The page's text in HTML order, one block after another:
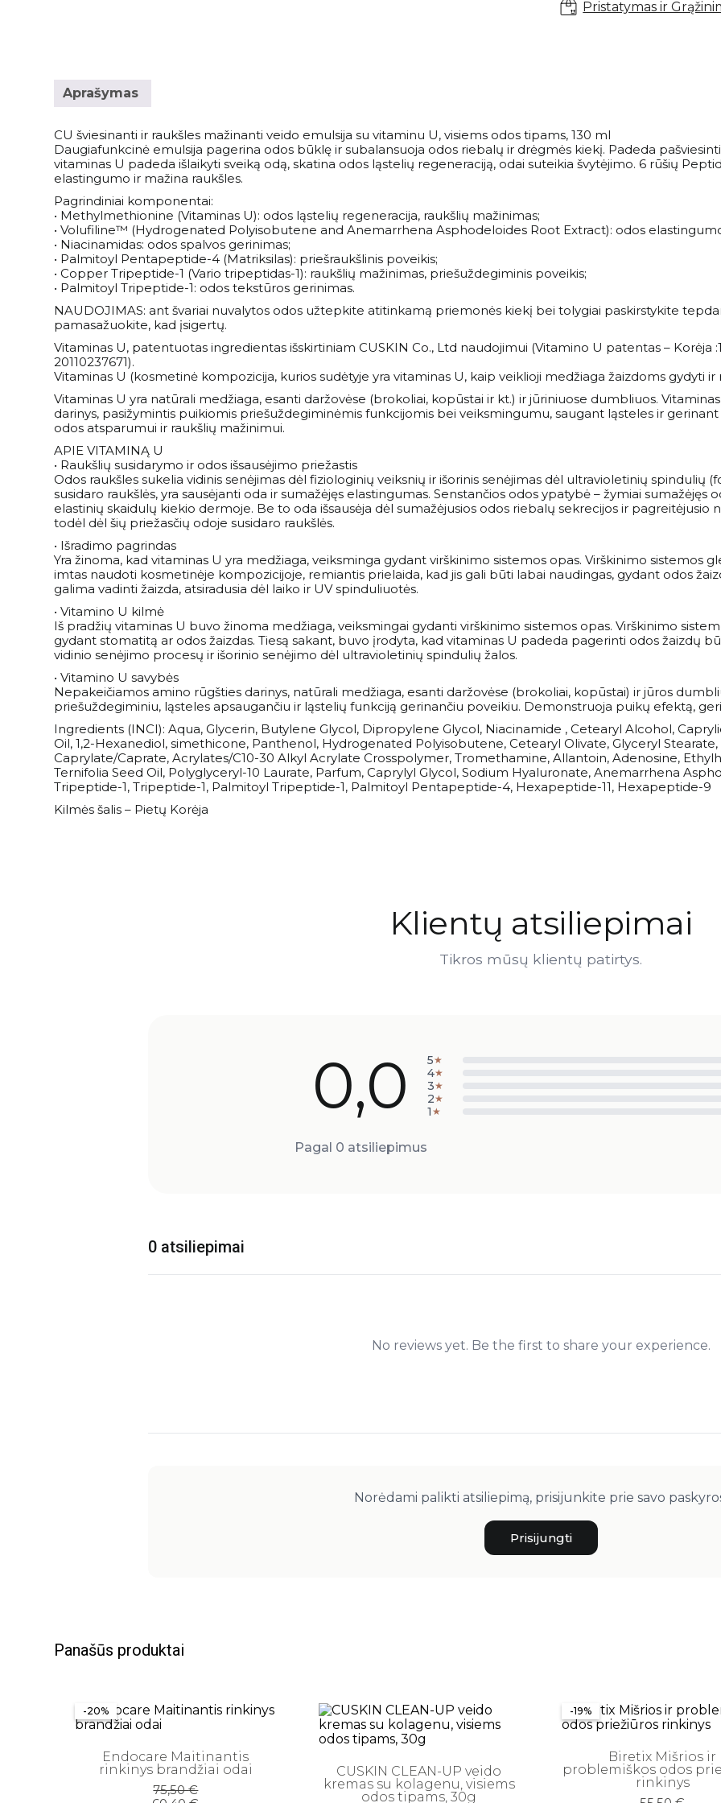
Paakių kaukės
Kaklo kremai
Veido kremai
Lūpų priežiūra
Veido priežiūros aparatai
Apsauga nuo saulės veidui
Savaiminio įdegio priemonės veidui
Natūralūs dezodorantai
Apsauga nuo saulės kūnui
Akių pieštukai
Blakstienoms (tušai, serumai)
Antakių pieštukai
Lūpų pieštukai
Lūpoms (lūpų dažai, blizgiai)
Makiažo šepetėliai
Makiažo rinkiniai
Plaukų kremai
Plaukų serumai ir aliejai
Apsauga nuo karščio
Plaukų šepečiai
Rinkiniai su nuolaida
Sijonai
Šortai
Kojinės
Tamprės
Namams
Kvepalai
Papildai
Pasiūlymai
Prekiniai ženklai
Dovanų kuponai
VISOS PREKĖS
su
vitaminu
Pristatymas ir
Aprašymas
CU šviesinanti ir raukšles mažinanti veido emulsija su vitaminu U, visiems odos tipams, 130 ml
Daugiafunkcinė emulsija pagerina odos būklę ir subalansuoja odos riebalų ir drėgmės kiekį. Padeda
vitaminas U padeda išlaikyti sveiką odą, skatina odos ląstelių regeneraciją, odai suteikia švytėjimo. 6 rūšių
elastingumo ir mažina raukšles.
Pagrindiniai komponentai:
• Methylmethionine (Vitaminas U): odos ląstelių regeneracija, raukšlių mažinimas;
• Volufiline™ (Hydrogenated Polyisobutene and Anemarrhena Asphodeloides Root Extract): odos
• Niacinamidas: odos spalvos gerinimas;
• Palmitoyl Pentapeptide-4 (Matriksilas): priešraukšlinis poveikis;
• Copper Tripeptide-1 (Vario tripeptidas-1): raukšlių mažinimas, priešuždegiminis poveikis;
• Palmitoyl Tripeptide-1: odos tekstūros gerinimas.
NAUDOJIMAS: ant švariai nuvalytos odos užtepkite atitinkamą priemonės kiekį bei tolygiai paskirstykite
pamasažuokite, kad įsigertų.
Vitaminas U, patentuotas ingredientas išskirtiniam CUSKIN Co., Ltd naudojimui (Vitamino U patentas – Korėja
20110237671).
Vitaminas U (kosmetinė kompozicija, kurios sudėtyje yra vitaminas U, kaip veiklioji medžiaga žaizdoms gydyti ir
Vitaminas U yra natūrali medžiaga, esanti daržovėse (brokoliai, kopūstai ir kt.) ir jūriniuose dumbliuos.
darinys, pasižymintis puikiomis priešuždegiminėmis funkcijomis bei veiksmingumu, saugant ląsteles ir
odos atsparumui ir raukšlių mažinimui.
APIE VITAMINĄ U
• Raukšlių susidarymo ir odos išsausėjimo priežastis
Odos raukšles sukelia vidinis senėjimas dėl fiziologinių veiksnių ir išorinis senėjimas dėl ultravioletinių spindulių
susidaro raukšlės, yra sausėjanti oda ir sumažėjęs elastingumas. Senstančios odos ypatybė – žymiai
elastinių skaidulų kiekio dermoje. Be to oda išsausėja dėl sumažėjusios odos riebalų sekrecijos ir
todėl dėl šių priežasčių odoje susidaro raukšlės.
• Išradimo pagrindas
Yra žinoma, kad vitaminas U yra medžiaga, veiksminga gydant virškinimo sistemos opas. Virškinimo sistemos
imtas naudoti kosmetinėje kompozicijoje, remiantis prielaida, kad jis gali būti labai naudingas, gydant odos
galima vadinti žaizda, atsiradusia dėl laiko ir UV spinduliuotės.
• Vitamino U kilmė
Iš pradžių vitaminas U buvo žinoma medžiaga, veiksmingai gydanti virškinimo sistemos opas. Virškinimo
gydant stomatitą ar odos žaizdas. Tiesą sakant, buvo įrodyta, kad vitaminas U padeda pagerinti odos žaizdų
vidinio senėjimo procesų ir išorinio senėjimo dėl ultravioletinių spindulių žalos.
• Vitamino U savybės
Nepakeičiamos amino rūgšties darinys, natūrali medžiaga, esanti daržovėse (brokoliai, kopūstai) ir jūros
priešuždegiminiu, ląsteles apsaugančiu ir ląstelių funkciją gerinančiu poveikiu. Demonstruoja puikų efektą,
Ingredients (INCI): Aqua, Glycerin, Butylene Glycol, Dipropylene Glycol, Niacinamide , Cetearyl Alcohol,
Oil, 1,2-Hexanediol, simethicone, Panthenol, Hydrogenated Polyisobutene, Cetearyl Olivate, Glyceryl
Caprylate/Caprate, Acrylates/C10-30 Alkyl Acrylate Crosspolymer, Tromethamine, Allantoin, Adenosine,
Ternifolia Seed Oil, Polyglyceryl-10 Laurate, Parfum, Caprylyl Glycol, Sodium Hyaluronate, Anemarrhena
Tripeptide-1, Tripeptide-1, Palmitoyl Tripeptide-1, Palmitoyl Pentapeptide-4, Hexapeptide-11, Hexapeptide-9
Kilmės šalis – Pietų Korėja
Klientų atsiliepimai
Tikros mūsų klientų patirtys.
0,0
Pagal 0 atsiliepimus
5★
4★
3★
2★
1 ★
0 atsiliepimai
No reviews yet. Be the first to share your experience.
Norėdami palikti atsiliepimą, prisijunkite prie savo
Prisijungti
Panašūs produktai
-20%
Endocare Maitinantis
rinkinys brandžiai odai
75,50€
Original
Current
CUSKIN CLEAN-UP veido
kremas su kolagenu, visiems
odos tipams, 30g
-19%
Biretix Mišrios ir
problemiškos odos
rinkinys